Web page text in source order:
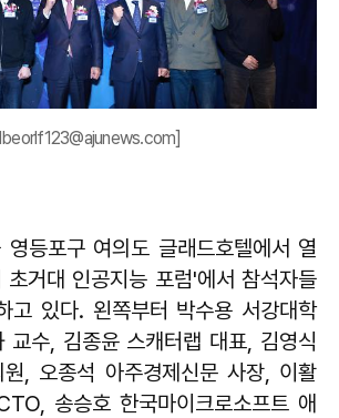
등포구 여의도 글래드호텔에서 열
거대 인공지능 포럼'에서 참석자들
고 있다. 왼쪽부터 박수용 서강대학
교수, 김종윤 스캐터랩 대표, 김영식
원, 오종석 아주경제신문 사장, 이활
송승호 한국마이크로소프트 애